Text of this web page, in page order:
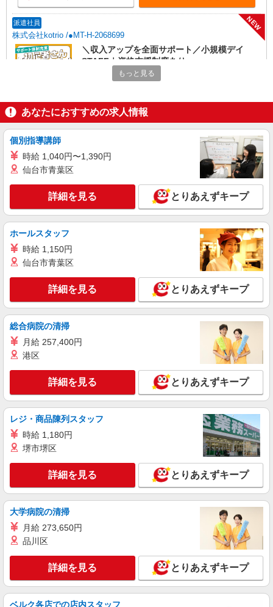
派遣社員
株式会社kotrio /●MT-H-2068699
NEW
＼収入アップを全面サポート／小規模デイ
STAFF｜資格支援制度あり
時給1500円〜2125円 ＜日払い有/週払い有/交
諏訪市
キープ 詳細を見る
派遣社員
株式会社kotrio /●MT-H-2162050
NEW
諏訪市＊高時給のサ高住STAFF☆生活ケアや
見守りなど
時給1500円〜2125円 ＜日払い有/週払い有/交
通費全支給(ガソリン代含む)＞
キープ 詳細を見る
株式会社kotrio /●MT-H-2157694
NEW
諏訪市＊障がい者デイサービスSTAFF大募
時給1500円〜2125円 ＜日払い有/週払い有/交
諏訪市内 ※上諏訪駅周辺
キープ 詳細を見る
派遣社員
株式会社kotrio /●MT-H-2051285
NEW
諏訪市＊年齢不問◎未経験から安定した業界
へ＊サ高住
時給1500円〜2125円 ＜日払い有/週払い有/交
通費全支給(ガソリン代含む)＞
キープ 詳細を見る
株式会社kotrio /●MT-H-2160913
NEW
諏訪市＊デイサービスでリハビリ補助や送迎
など＼AT限定可／
もっと見る
あなたにおすすめの求人情報
個別指導講師
時給 1,040円〜1,390円
仙台市青葉区
詳細を見る とりあえずキープ
ホールスタッフ
時給 1,150円
仙台市青葉区
詳細を見る とりあえずキープ
総合病院の清掃
月給 257,400円
港区
詳細を見る とりあえずキープ
レジ・商品陳列スタッフ
時給 1,180円
堺市堺区
詳細を見る とりあえずキープ
大学病院の清掃
月給 273,650円
品川区
詳細を見る とりあえずキープ
ベルク各店での店内スタッフ